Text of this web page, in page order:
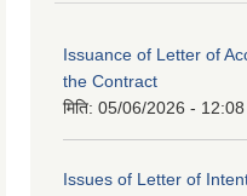
Issuance of Letter of
the Contract
मिति: 05/06/2026 - 12:08
Issues of Letter of